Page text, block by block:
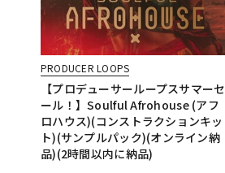
PRODUCER LOOPS
【プロデューサーループスサマーセ
ール！】Soulful Afrohouse (アフ
ロハウス)(コンストラクションキッ
ト)(サンプルパック)(オンライン納
品)(2時間以内に納品)